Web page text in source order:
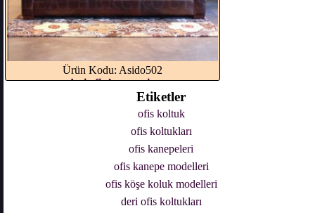
Ürün Kodu: Asido502
deri ofis kanepesi...
Etiketler
ofis koltuk
ofis koltukları
ofis kanepeleri
ofis kanepe modelleri
ofis köşe koluk modelleri
deri ofis koltukları